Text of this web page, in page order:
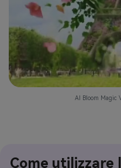
AI Bloom Magic
Come